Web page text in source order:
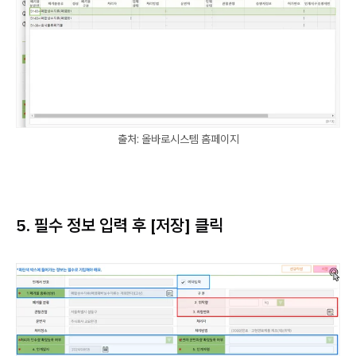
출처: 올바로시스템 홈페이지
5. 필수 정보 입력 후 [저장] 클릭